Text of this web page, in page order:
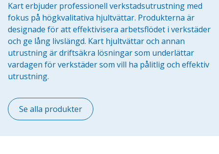
Kart erbjuder professionell verkstadsutrustning med
fokus på högkvalitativa hjultvättar. Produkterna är
designade för att effektivisera arbetsflödet i verkstäder
och ge lång livslängd. Kart hjultvättar och annan
utrustning är driftsäkra lösningar som underlättar
vardagen för verkstäder som vill ha pålitlig och effektiv
utrustning.
Se alla produkter